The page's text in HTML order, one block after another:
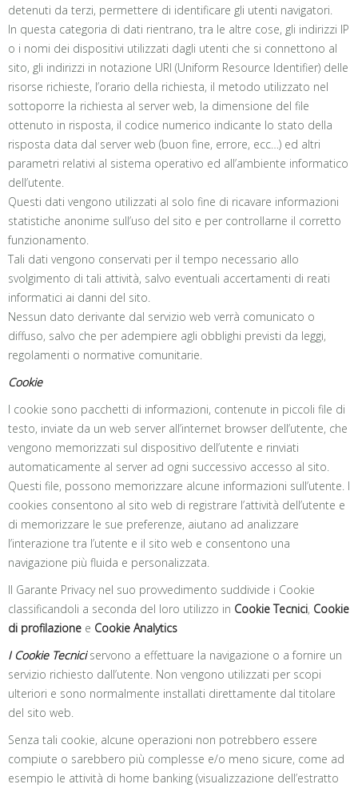
detenuti da terzi, permettere di identificare gli utenti navigatori.
In questa categoria di dati rientrano, tra le altre cose, gli indirizzi IP
o i nomi dei dispositivi utilizzati dagli utenti che si connettono al
sito, gli indirizzi in notazione URI (Uniform Resource Identifier) delle
risorse richieste, l’orario della richiesta, il metodo utilizzato nel
sottoporre la richiesta al server web, la dimensione del file
ottenuto in risposta, il codice numerico indicante lo stato della
risposta data dal server web (buon fine, errore, ecc…) ed altri
parametri relativi al sistema operativo ed all’ambiente informatico
dell’utente.
Questi dati vengono utilizzati al solo fine di ricavare informazioni
statistiche anonime sull’uso del sito e per controllarne il corretto
funzionamento.
Tali dati vengono conservati per il tempo necessario allo
svolgimento di tali attività, salvo eventuali accertamenti di reati
informatici ai danni del sito.
Nessun dato derivante dal servizio web verrà comunicato o
diffuso, salvo che per adempiere agli obblighi previsti da leggi,
regolamenti o normative comunitarie.
Cookie
I cookie sono pacchetti di informazioni, contenute in piccoli file di
testo, inviate da un web server all’internet browser dell’utente, che
vengono memorizzati sul dispositivo dell’utente e rinviati
automaticamente al server ad ogni successivo accesso al sito.
Questi file, possono memorizzare alcune informazioni sull’utente. I
cookies consentono al sito web di registrare l’attività dell’utente e
di memorizzare le sue preferenze, aiutano ad analizzare
l’interazione tra l’utente e il sito web e consentono una
navigazione più fluida e personalizzata.
Il Garante Privacy nel suo provvedimento suddivide i Cookie
classificandoli a seconda del loro utilizzo in Cookie Tecnici, Cookie
di profilazione e Cookie Analytics
I Cookie Tecniciservono a effettuare la navigazione o a fornire un
servizio richiesto dall’utente. Non vengono utilizzati per scopi
ulteriori e sono normalmente installati direttamente dal titolare
del sito web.
Senza tali cookie, alcune operazioni non potrebbero essere
compiute o sarebbero più complesse e/o meno sicure, come ad
esempio le attività di home banking (visualizzazione dell’estratto